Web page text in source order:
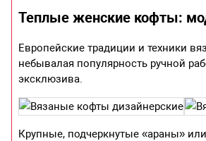
Теплые женские кофты:
Европейские традиции и техники
небывалая популярность ручной
эксклюзива.
Крупные, подчеркнутые «араны»